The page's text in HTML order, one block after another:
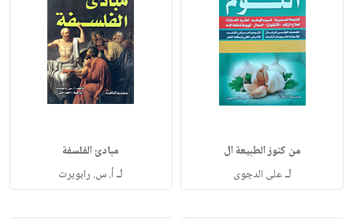
من كنوز الطبيعة ال
لـعلى الدجوى
مبادئ الفلسفة
لـأ. س. رابوبرت